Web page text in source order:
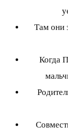
Там они
Когда